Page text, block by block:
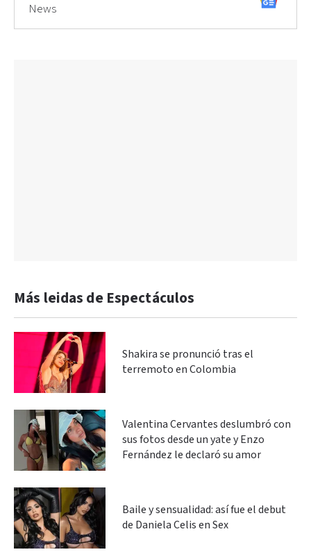
News
Más leidas de Espectáculos
Shakira se pronunció tras el
terremoto en Colombia
Valentina Cervantes deslumbró con
sus fotos desde un yate y Enzo
Fernández le declaró su amor
Baile y sensualidad: así fue el debut
de Daniela Celis en Sex